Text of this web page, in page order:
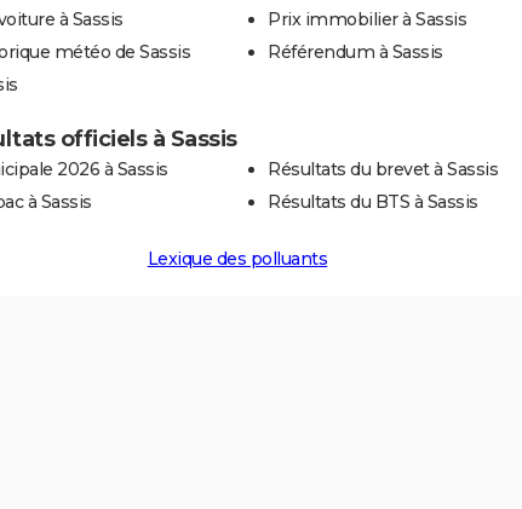
à Sassis
météo de Sassis
Prix immobilier à Sassis
Référendum à Sassis
officiels à Sassis
2026 à Sassis
à Sassis
Résultats du brevet à Sassis
Résultats du BTS à Sassis
Lexique des polluants